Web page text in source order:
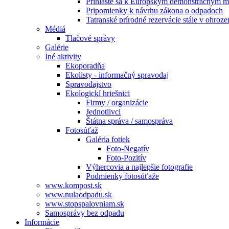
Pripomienky k návrhu zákona o odpadoch
Tatranské prírodné rezervácie stále v
Médiá
Tlačové správy
Galérie
Iné aktivity
Ekoporadňa
Ekolisty - informačný spravodaj
Spravodajstvo
Ekologickí hriešnici
Firmy / organizácie
Jednotlivci
Štátna správa / samospráva
Fotosúťaž
Galéria fotiek
Foto-Negatív
Foto-Pozitív
Výhercovia a najlepšie fotografie
Podmienky fotosúťaže
www.kompost.sk
www.nulaodpadu.sk
www.stopspalovniam.sk
Samosprávy bez odpadu
Informácie